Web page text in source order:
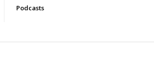
Podcasts